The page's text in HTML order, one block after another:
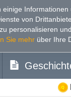
von
personalisieren
Sie mehr über Ihre